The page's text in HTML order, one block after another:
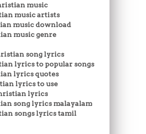
music
music artists
music download
music genre
song lyrics
lyrics to popular songs
lyrics quotes
lyrics to use
lyrics
song lyrics malayalam
songs lyrics tamil